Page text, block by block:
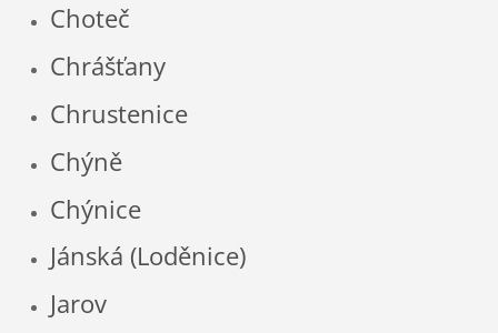
Choteč
Chrášťany
Chrustenice
Chýně
Chýnice
Jánská (Loděnice)
Jarov